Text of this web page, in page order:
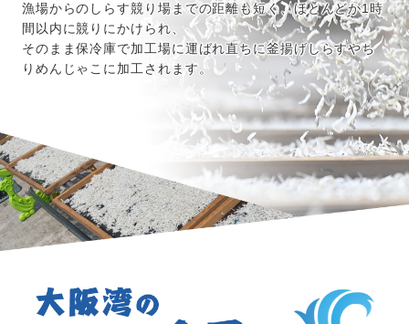
漁場からのしらす競り場までの距離も短く、ほとんどが1時
間以内に競りにかけられ、
そのまま保冷庫で加工場に運ばれ直ちに釜揚げしらすやち
りめんじゃこに加工されます。